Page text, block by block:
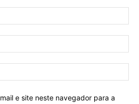
e site neste navegador para a